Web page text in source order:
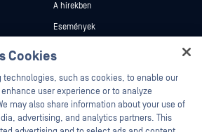
A hírekben
Események
Fehér könyvek
Cookies
technologies, such as cookies, to enable our
user experience or to analyze
may also share information about your use of
advertising, and analytics partners. This
there!
Ozzy, your OPSWAT virtual assistant.
can I help you secure what's critical